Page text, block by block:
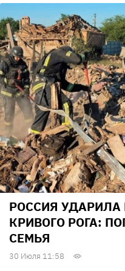
РОССИЯ
КРИВОГО РОГА:
СЕМЬЯ
30 Июля 11:58